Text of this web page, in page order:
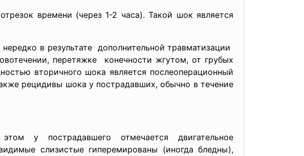
времени (через 1-2 часа). Такой шок является
в результате дополнительной травматизации
перетяжке конечности жгутом, от грубых
вторичного шока является послеоперационный
рецидивы шока у пострадавших, обычно в течение
у пострадавшего отмечается двигательное
слизистые гиперемированы (иногда бледны),